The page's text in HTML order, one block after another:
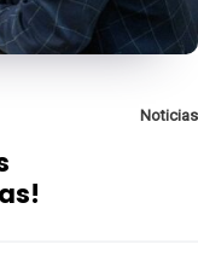
Noticias